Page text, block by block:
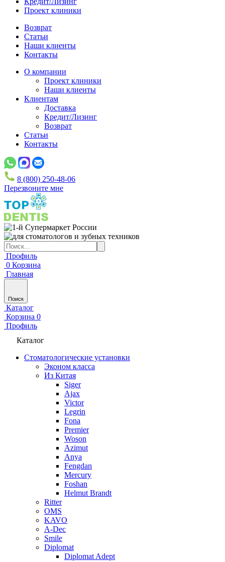
Проект клиники
Возврат
Статьи
Наши клиенты
Контакты
О компании
Проект клиники
Наши клиенты
Клиентам
Доставка
Кредит/Лизинг
Возврат
Статьи
Контакты
8 (800) 250-48-06
Перезвоните мне
Профиль
0 Корзина
Главная
Поиск
Каталог
Корзина 0
Профиль
Каталог
Стоматологические установки
Эконом класса
Из Китая
Siger
Ajax
Victor
Legrin
Fona
Premier
Woson
Azimut
Anya
Fengdan
Mercury
Foshan
Helmut Brandt
Ritter
OMS
KAVO
A-Dec
Smile
Diplomat
Diplomat Adept